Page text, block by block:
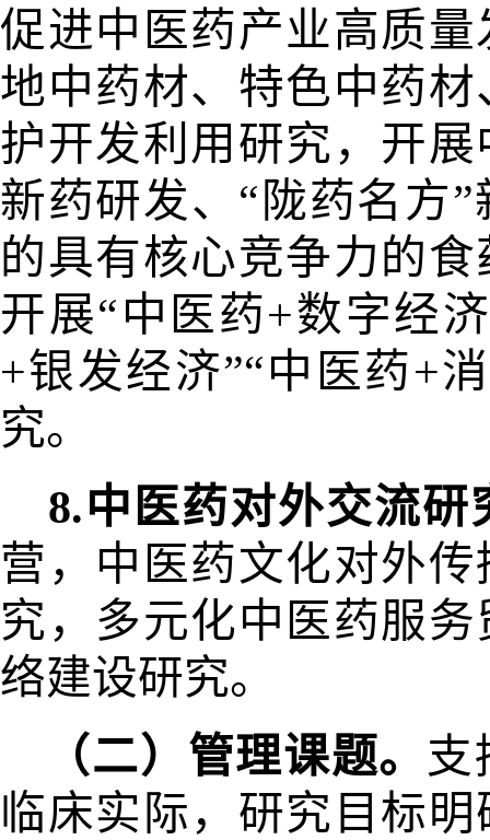
促进中 医药产业高质
地中药材、特色中药
护开发利用研究，开展
新药研发、“陇药名方
的具有核心竞争力的
开展“中医药+数字经
+银发经济”“中医药+
究。
8.中医药对外交流研
营，中医药文化对外
究，多元化中医药服务
络建设研究。
（二）管理课题。 支
临床实际， 研究目标